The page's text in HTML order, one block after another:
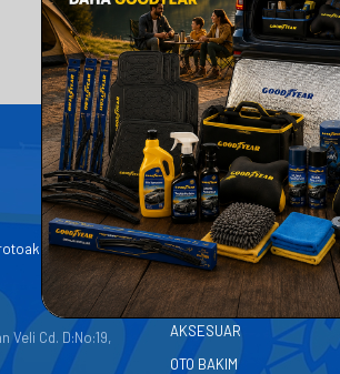
Veli Cd. D:No:19,
Kategoriler
AKÜ
OTO KİMYASALLARI
OTO YEDEK PARÇA
AKSESUAR
OTO BAKIM